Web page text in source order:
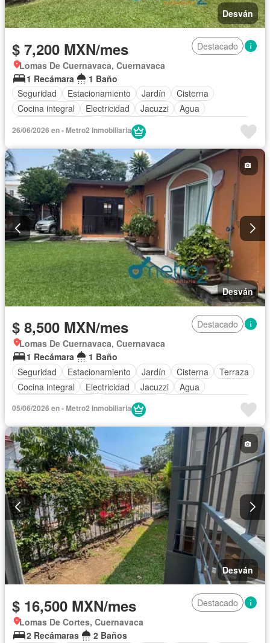
Desván
$ 7,200 MXN/mes
Destacado
Lomas De Cuernavaca, Cuernavaca
1 Recámara
1 Baño
Seguridad
Estacionamiento Jardín
Cisterna
Cocina integral
Electricidad Jacuzzi
Agua
Zonas verdes
Recámara con closet
Conserje Parcialmente amueblado
26/06/2026 en - Metro2 Inmobiliaria
Desván
$ 8,500 MXN/mes
Destacado
Lomas De Cuernavaca, Cuernavaca
1 Recámara
1 Baño
Seguridad
Estacionamiento Jardín Cisterna
Terraza
Cocina integral
Electricidad Jacuzzi
Agua
Zonas verdes
Recámara con closet
Conserje Parcialmente amueblado
05/06/2026 en - Metro2 Inmobiliaria
Desván
$ 16,500 MXN/mes
Destacado
Lomas De Cortes, Cuernavaca
2 Recámaras
2 Baños